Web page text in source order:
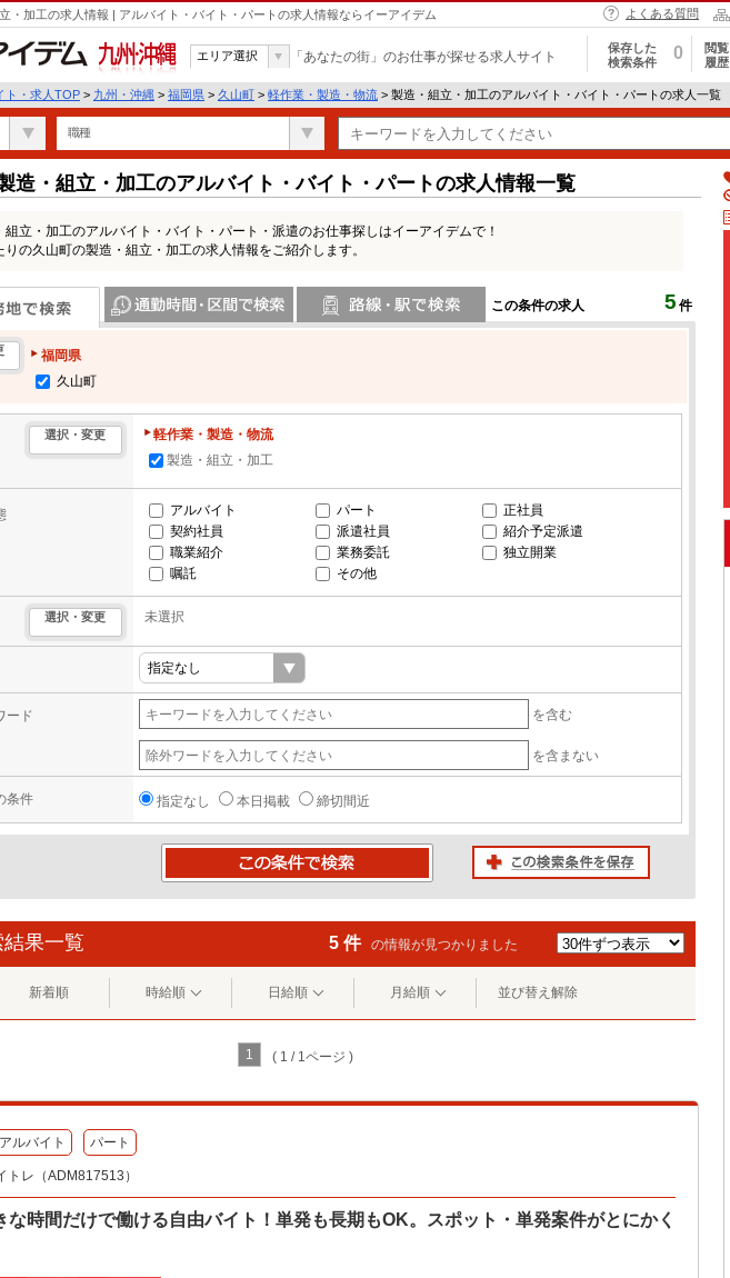
・加工の求人情報 | アルバイト・バイト・パートの求人情報ならイーアイデム よくある質問
九州・沖縄
エリア選択 「あなたの街」のお仕事が探せる求人サイト
保存した
検索条件
0
閲覧
履歴
ト・求人TOP > 九州・沖縄 > 福岡県 > 久山町 > 軽作業・製造・物流 > 製造・組立・加工のアルバイト・バイト・パートの求人一覧
職種
造・組立・加工のアルバイト・バイト・パートの求人情報一覧
組立・加工のアルバイト・バイト・パート・派遣のお仕事探しはイーアイデムで！
の久山町の製造・組立・加工の求人情報をご紹介します。
この条件の求人 5 件
福岡県
久山町
選択・変更
軽作業・製造・物流
製造・組立・加工
アルバイト パート
正社員
契約社員
派遣社員
紹介予定派遣
職業紹介
業務委託
独立開業
嘱託
その他
選択・変更 未選択
ード を含む
を含まない
条件 指定なし 本日掲載 締切間近
果一覧 5 件 の情報が見つかりました
新着順 時給順 日給順 月給順 並び替え解除
1 ( 1 / 1ページ )
アルバイト パート
トレ（ADM817513）
な時間だけで働ける自由バイト！単発も長期もOK。スポット・単発案件がとにかく